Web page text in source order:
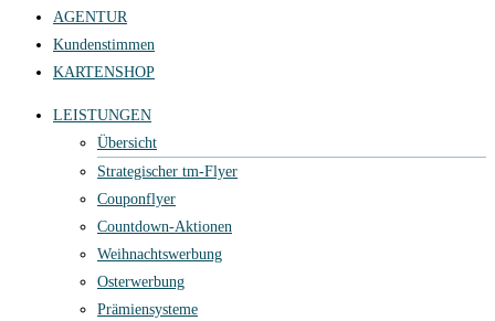
AGENTUR
Kundenstimmen
KARTENSHOP
LEISTUNGEN
Übersicht
Strategischer tm-Flyer
Couponflyer
Countdown-Aktionen
Weihnachtswerbung
Osterwerbung
Prämiensysteme